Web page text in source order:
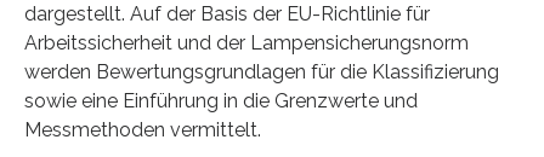
dargestellt. Auf der Basis der EU-Richtlinie für
Arbeitssicherheit und der Lampensicherungsnorm
werden Bewertungsgrundlagen für die Klassifizierung
sowie eine Einführung in die Grenzwerte und
Messmethoden vermittelt.